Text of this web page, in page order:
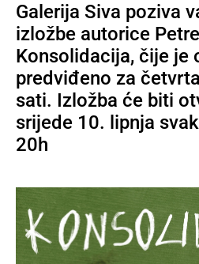
Galerija Siva poziva
izložbe autorice
Konsolidacija, čije je
predviđeno za
sati. Izložba će biti
srijede 10. lipnja
20h